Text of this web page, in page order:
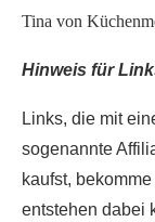
Tina von
Hinweis für
Links, die mit
sogenannte
kaufst,
entstehen dabei